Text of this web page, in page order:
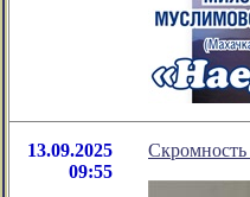
13.09.2025
09:55
Скромность